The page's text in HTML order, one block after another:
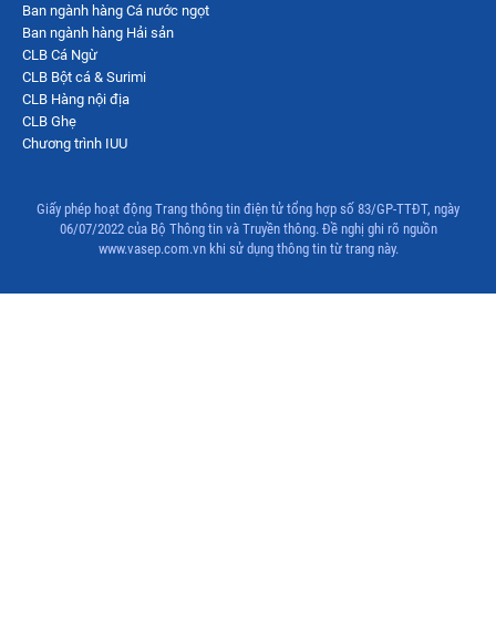
Ban ngành hàng Cá nước ngọt
Ban ngành hàng Hải sản
CLB Cá Ngừ
CLB Bột cá & Surimi
CLB Hàng nội địa
CLB Ghẹ
Chương trình IUU
Giấy phép hoạt động Trang thông tin điện tử tổng hợp số 83/GP-TTĐT, ngày
06/07/2022 của Bộ Thông tin và Truyền thông. Đề nghị ghi rõ nguồn
www.vasep.com.vn khi sử dụng thông tin từ trang này.